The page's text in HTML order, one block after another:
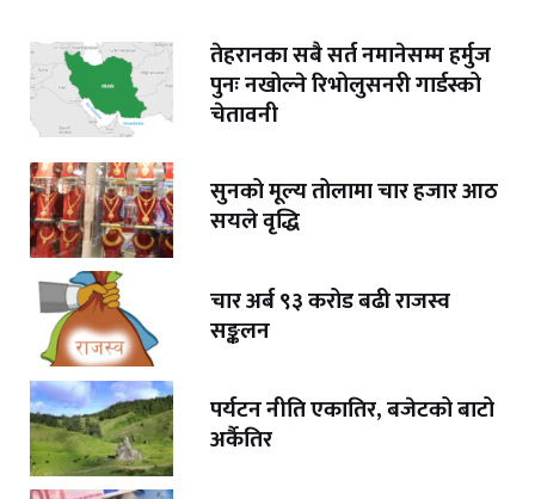
तेहरानका सबै सर्त नमानेसम्म हर्मुज
पुनः नखोल्ने रिभोलुसनरी गार्डस्को
चेतावनी
सुनको मूल्य तोलामा चार हजार आठ
सयले वृद्धि
चार अर्ब ९३ करोड बढी राजस्व
सङ्कलन
पर्यटन नीति एकातिर, बजेटको बाटो
अर्कैतिर